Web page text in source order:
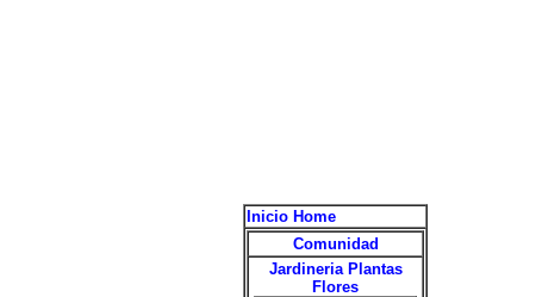
Inicio Home
Comunidad
Jardineria Plantas
Flores